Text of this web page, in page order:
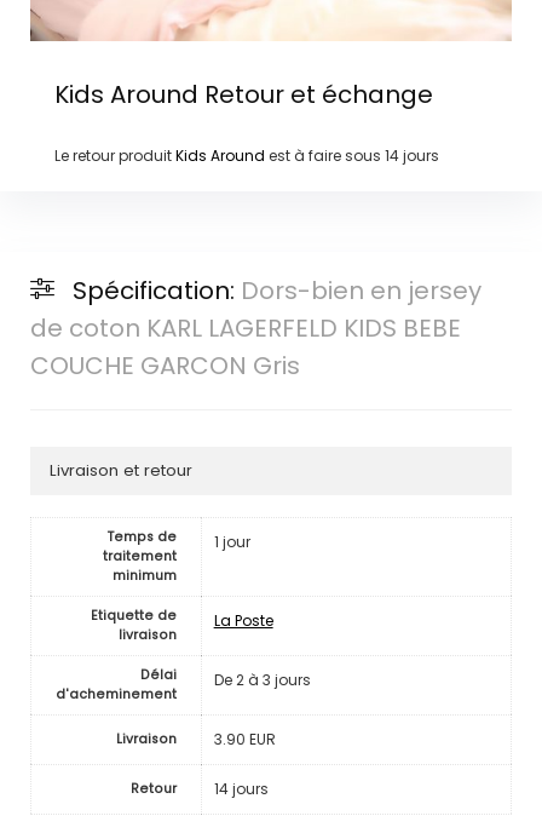
Kids Around Retour et échange
Le retour produitKids Around est à faire sous 14 jours
Spécification: Dors-bien en jersey
de coton KARL LAGERFELD KIDS BEBE
COUCHE GARCON Gris
Livraison et retour
Temps de
traitement
minimum
1 jour
Etiquette de
livraison
La Poste
Délai
d'acheminement
De 2 à 3 jours
Livraison 3.90 EUR
Retour 14 jours